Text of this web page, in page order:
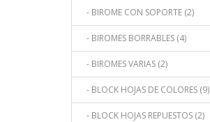
- BIROME CON SOPORTE (2)
- BIROMES BORRABLES (4)
- BIROMES VARIAS (2)
- BLOCK HOJAS DE COLORES (9)
- BLOCK HOJAS REPUESTOS (2)